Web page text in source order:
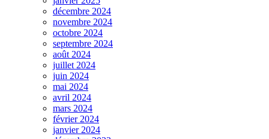
décembre 2024
novembre 2024
octobre 2024
septembre 2024
août 2024
juillet 2024
juin 2024
mai 2024
avril 2024
mars 2024
février 2024
janvier 2024